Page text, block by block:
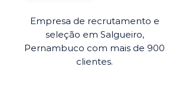
Empresa de recrutamento e
seleção em Salgueiro,
Pernambuco com mais de 900
clientes.